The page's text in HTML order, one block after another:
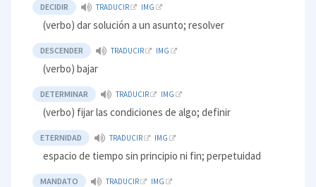
DECIDIR TRADUCIR IMG
(verbo) dar solución a un asunto; resolver
DESCENDER TRADUCIR IMG
(verbo) bajar
DETERMINAR TRADUCIR IMG
(verbo) fijar las condiciones de algo; definir
ETERNIDAD TRADUCIR IMG
espacio de tiempo sin principio ni fin; perpetuidad
MANDATO TRADUCIR IMG